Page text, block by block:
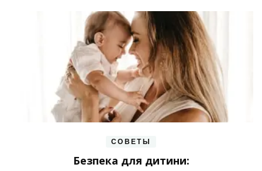
СОВЕТЫ
Безпека для дитини: